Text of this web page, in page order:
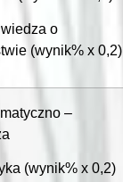
o
(wynik% x 0,2)
–
(wynik% x 0,2)